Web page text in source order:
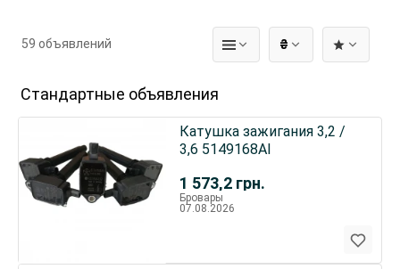
₴
59 объявлений
Стандартные объявления
1 573,2 грн.
Катушка зажигания 3,2 /
3,6 5149168AI
Бровары
07.08.2026